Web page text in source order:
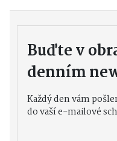
Buďte v
denním
Každý den vám
do vaší e-mailové